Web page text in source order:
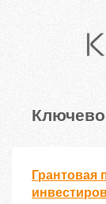
Грантовая